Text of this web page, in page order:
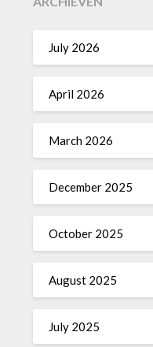
July 2026
April 2026
March 2026
December 2025
October 2025
August 2025
July 2025